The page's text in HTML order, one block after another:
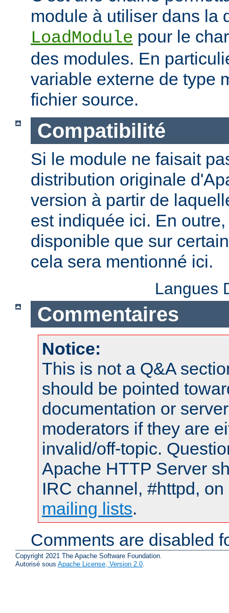
module à utiliser dans la
LoadModule pour le
des modules. En
variable externe de type
fichier source.
Compatibilité
Si le module ne faisait
distribution originale
version à partir de
est indiquée ici. En
disponible que sur
cela sera mentionné ici.
Langues
Commentaires
Notice:
This is not a Q&A
should be pointed
documentation or
moderators if they are
invalid/off-topic.
Apache HTTP Server
IRC channel, #httpd,
mailing lists.
Comments are disabled
Copyright 2021 The Apache Software Foundation.
Autorisé sous Apache License, Version 2.0.